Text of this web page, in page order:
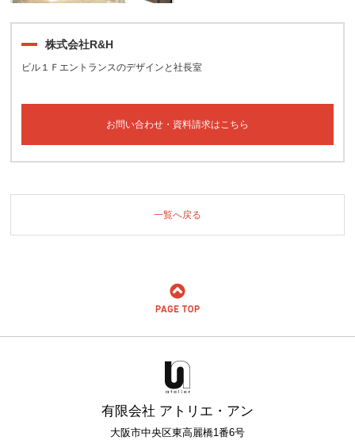
株式会社R&H
ビル１Ｆエントランスのデザインと社長室
お問い合わせ・資料請求はこちら
一覧へ戻る
有限会社 アトリエ・アン
大阪市中央区東高麗橋1番6号